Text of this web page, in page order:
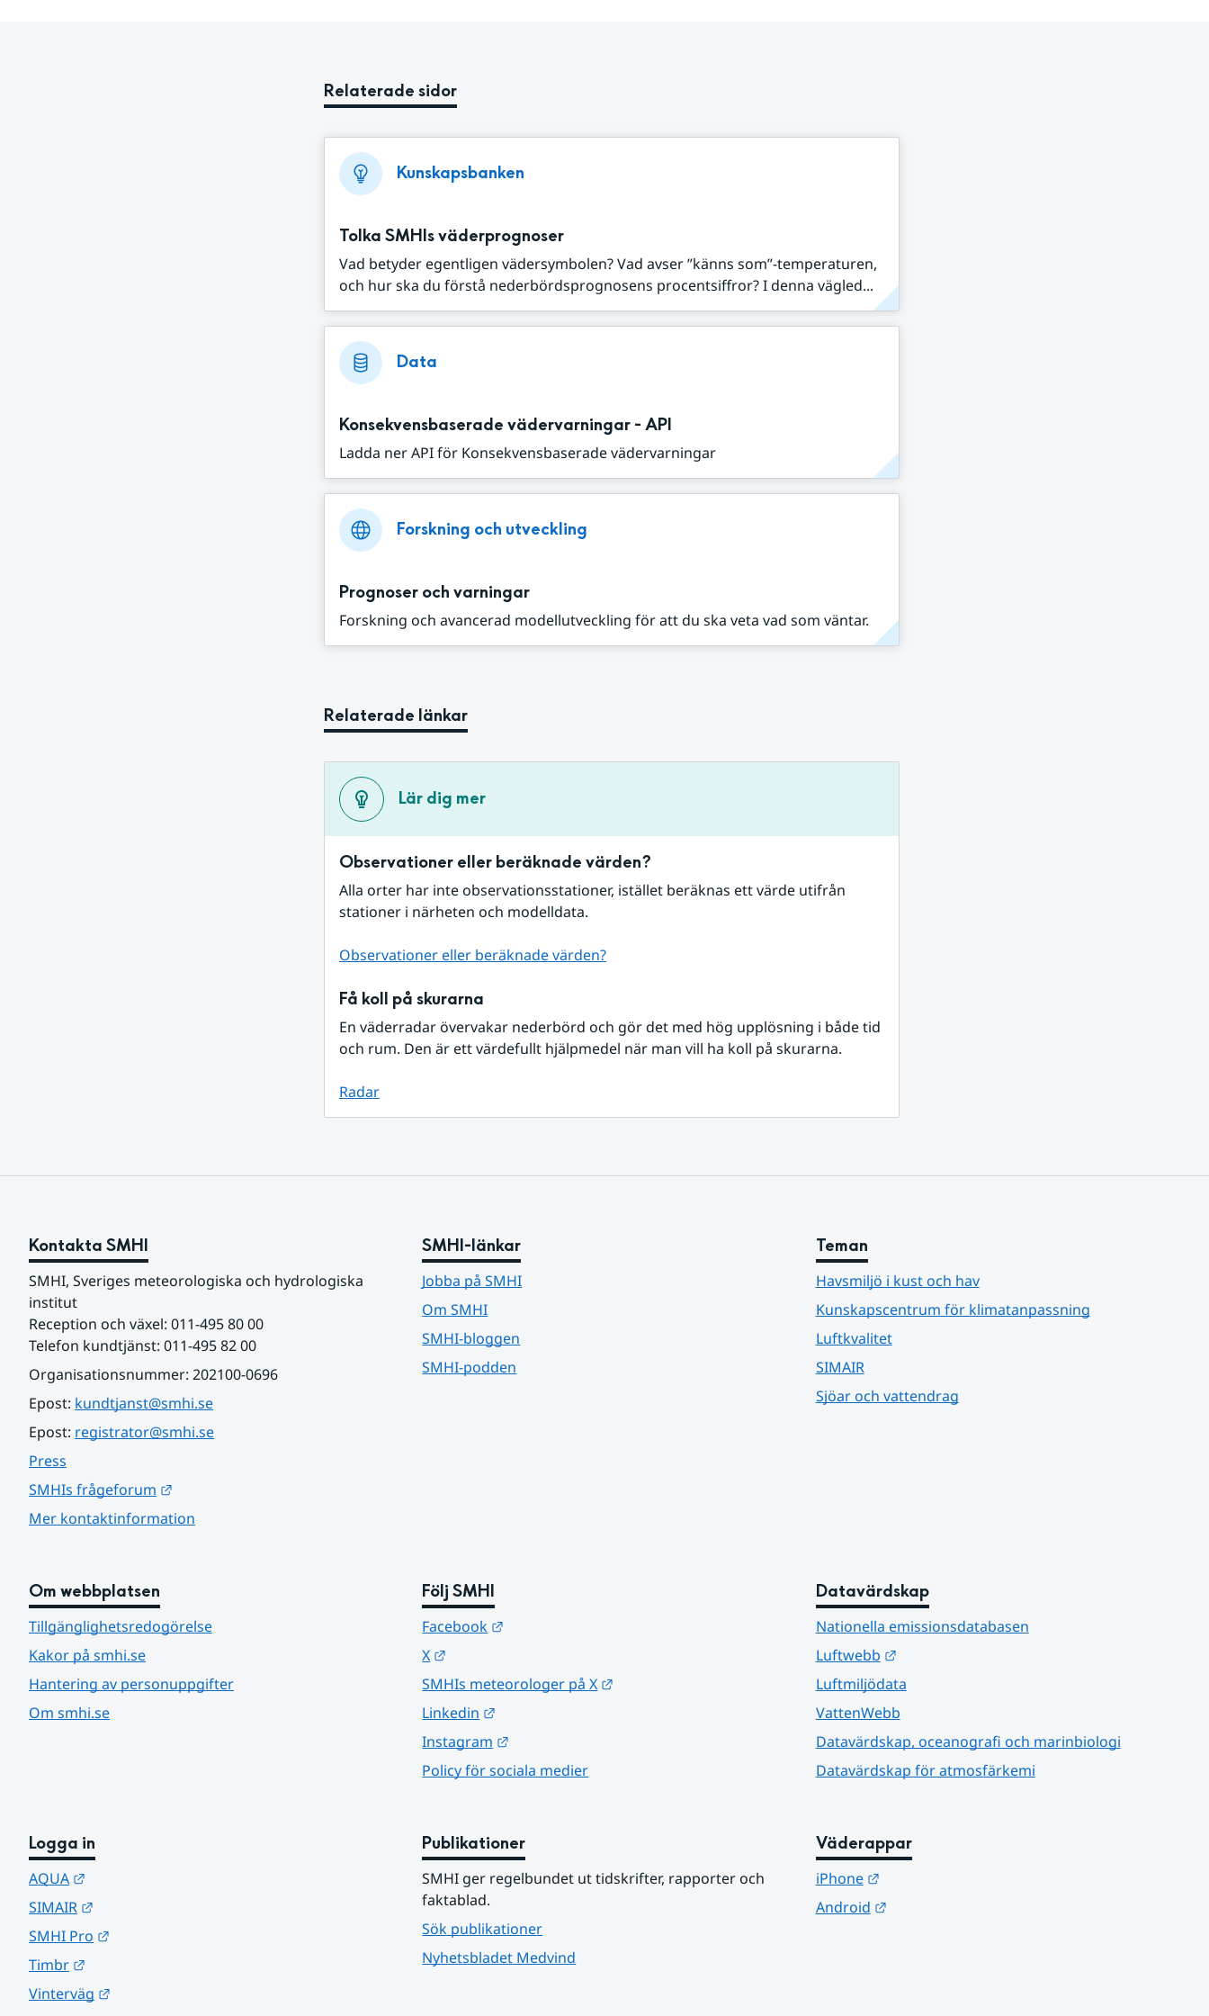
Relaterade sidor
Kunskapsbanken
Tolka SMHIs väderprognoser
Vad betyder egentligen vädersymbolen? Vad avser ”känns som”-temperaturen,
och hur ska du förstå nederbördsprognosens procentsiffror? I denna vägled...
Data
Konsekvensbaserade vädervarningar - API
Ladda ner API för Konsekvensbaserade vädervarningar
Forskning och utveckling
Prognoser och varningar
Forskning och avancerad modellutveckling för att du ska veta vad som väntar.
Relaterade länkar
Lär dig mer
Observationer eller beräknade värden?
Alla orter har inte observationsstationer, istället beräknas ett värde utifrån
stationer i närheten och modelldata.
Observationer eller beräknade värden?
Få koll på skurarna
En väderradar övervakar nederbörd och gör det med hög upplösning i både tid
och rum. Den är ett värdefullt hjälpmedel när man vill ha koll på skurarna.
Radar
Kontakta SMHI
SMHI, Sveriges meteorologiska och hydrologiska
institut
Reception och växel: 011-495 80 00
Telefon kundtjänst: 011-495 82 00
Organisationsnummer: 202100-0696
Epost: kundtjanst@smhi.se
Epost: registrator@smhi.se
Press
SMHIs frågeforum
Mer kontaktinformation
SMHI-länkar
Jobba på SMHI
Om SMHI
SMHI-bloggen
SMHI-podden
Teman
Havsmiljö i kust och hav
Kunskapscentrum för klimatanpassning
Luftkvalitet
SIMAIR
Sjöar och vattendrag
Om webbplatsen
Tillgänglighetsredogörelse
Kakor på smhi.se
Hantering av personuppgifter
Om smhi.se
Följ SMHI
Facebook
X
SMHIs meteorologer på X
Linkedin
Instagram
Policy för sociala medier
Datavärdskap
Nationella emissionsdatabasen
Luftwebb
Länk till annan webbplats.
Luftmiljödata
VattenWebb
Datavärdskap, oceanografi och marinbiologi
Datavärdskap för atmosfärkemi
Logga in
AQUA
SIMAIR
SMHI Pro
Timbr
Vinterväg
Publikationer
SMHI ger regelbundet ut tidskrifter, rapporter och
faktablad.
Sök publikationer
Nyhetsbladet Medvind
Väderappar
iPhone
Länk till annan webbplats.
Android
Länk till annan webbplats.